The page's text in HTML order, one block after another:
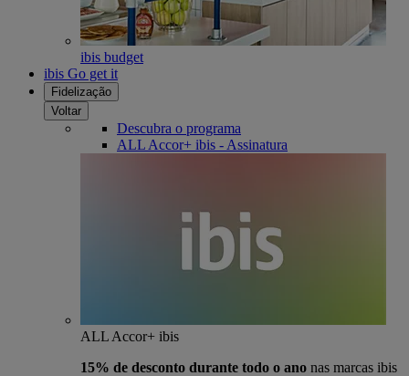
ibis budget
ibis Go get it
Fidelização
Voltar
Descubra o programa
ALL Accor+ ibis - Assinatura
ALL Accor+ ibis
15% de desconto durante todo o ano nas marcas ibis